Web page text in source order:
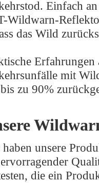
Einfach
Wildwarn-
das Wild
Erfahrungen
mit
zu 90%
unsere
die ein